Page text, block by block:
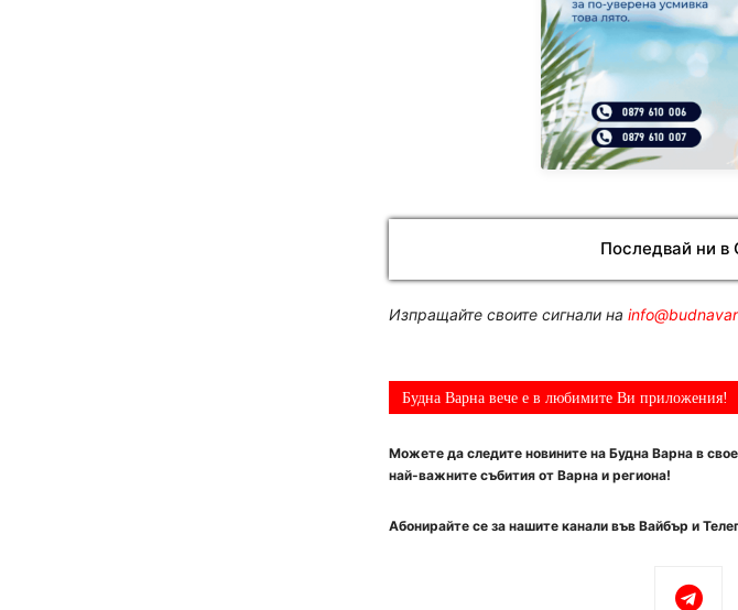
Последвай ни в
Изпращайте своите сигнали на
Будна Варна вече е в любимите Ви приложения!
Можете да следите новините на Будна Варна в
най-важните събития от Варна и региона!
Абонирайте се за нашите канали във Вайбър и